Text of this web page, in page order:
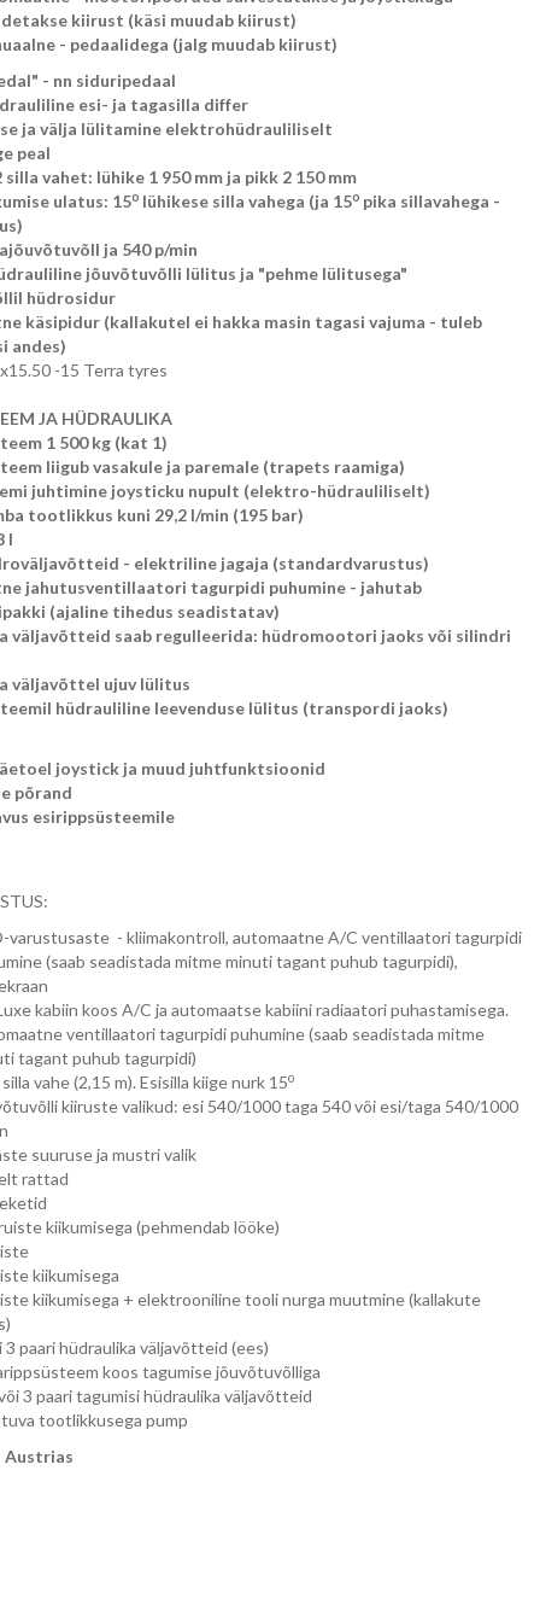
kiirust (käsi muudab kiirust)
- pedaalidega (jalg muudab kiirust)
- nn siduripedaal
esi- ja tagasilla differ
ja välja lülitamine elektrohüdrauliliselt
peal
vahet: lühike 1 950 mm ja pikk 2 150 mm
ulatus: 15o lühikese silla vahega (ja 15o pika sillavahega -
ja 540 p/min
jõuvõtuvõlli lülitus ja "pehme lülitusega"
hüdrosidur
käsipidur (kallakutel ei hakka masin tagasi vajuma - tuleb
andes)
-15 Terra tyres
JA HÜDRAULIKA
1 500 kg (kat 1)
liigub vasakule ja paremale (trapets raamiga)
juhtimine joysticku nupult (elektro-hüdrauliliselt)
tootlikkus kuni 29,2 l/min (195 bar)
l
- elektriline jagaja (standardvarustus)
jahutusventillaatori tagurpidi puhumine - jahutab
(ajaline tihedus seadistatav)
väljavõtteid saab regulleerida: hüdromootori jaoks või silindri
väljavõttel ujuv lülitus
hüdrauliline leevenduse lülitus (transpordi jaoks)
joystick ja muud juhtfunktsioonid
põrand
esirippsüsteemile
varustusaste - kliimakontroll, automaatne A/C ventillaatori tagurpidi
(saab seadistada mitme minuti tagant puhub tagurpidi),
kabiin koos A/C ja automaatse kabiini radiaatori puhastamisega.
ventillaatori tagurpidi puhumine (saab seadistada mitme
tagant puhub tagurpidi)
vahe (2,15 m). Esisilla kiige nurk 15o
kiiruste valikud: esi 540/1000 taga 540 või esi/taga 540/1000
suuruse ja mustri valik
rattad
kiikumisega (pehmendab lööke)
kiikumisega
kiikumisega + elektrooniline tooli nurga muutmine (kallakute
3 paari hüdraulika väljavõtteid (ees)
koos tagumise jõuvõtuvõlliga
3 paari tagumisi hüdraulika väljavõtteid
tootlikkusega pump